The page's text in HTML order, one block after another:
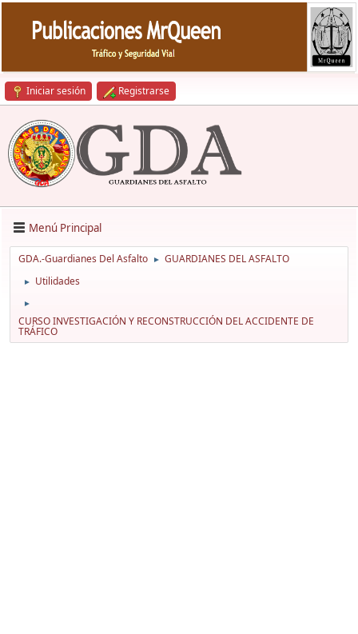
Iniciar sesión Registrarse
Menú Principal
GDA.-Guardianes Del Asfalto ► GUARDIANES DEL ASFALTO
► Utilidades
►
CURSO INVESTIGACIÓN Y RECONSTRUCCIÓN DEL ACCIDENTE DE
TRÁFICO